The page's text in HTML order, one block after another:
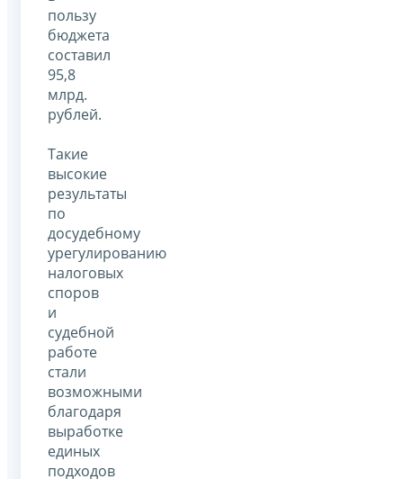
пользу
бюджета
составил
95,8
млрд.
рублей.
Такие
высокие
результаты
по
досудебному
урегулированию
налоговых
споров
и
судебной
работе
стали
возможными
благодаря
выработке
единых
подходов